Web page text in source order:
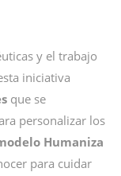
y el trabajo
iniciativa
que se
personalizar los
Humaniza
para cuidar